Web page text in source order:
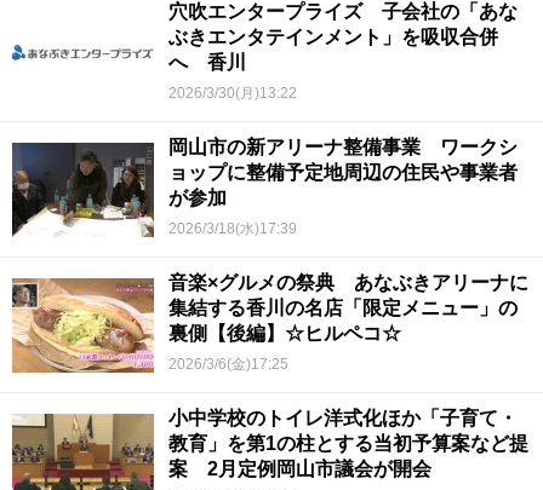
穴吹エンタープライズ 子会社の「あな
ぶきエンタテインメント」を吸収合併
へ 香川
2026/3/30(月)13:22
岡山市の新アリーナ整備事業 ワークシ
ョップに整備予定地周辺の住民や事業者
が参加
2026/3/18(水)17:39
音楽×グルメの祭典 あなぶきアリーナに
集結する香川の名店「限定メニュー」の
裏側【後編】☆ヒルペコ☆
2026/3/6(金)17:25
小中学校のトイレ洋式化ほか「子育て・
教育」を第1の柱とする当初予算案など提
案 2月定例岡山市議会が開会